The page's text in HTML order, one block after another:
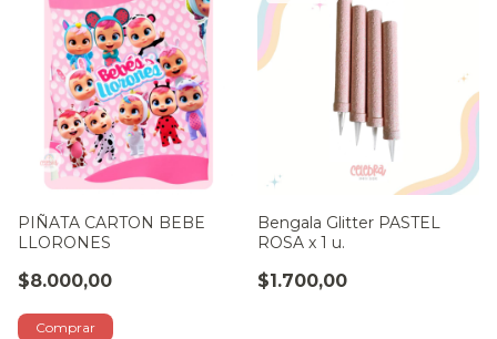
PIÑATA CARTON BEBE
LLORONES
$8.000,00
Bengala Glitter PASTEL
ROSA x 1 u.
$1.700,00